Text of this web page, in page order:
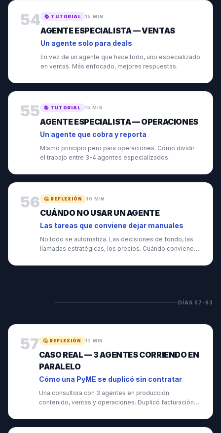
54 📚 TUTORIAL 15 MIN
AGENTE ESPECIALISTA — VENTAS
Un agente solo para deals
En vez de un agente que hace todo, uno especializado
en ventas. Más enfocado, mejores respuestas.
55 📚 TUTORIAL 15 MIN
AGENTE ESPECIALISTA — OPERACIONES
Un agente que cobra y reporta
Mismo principio pero para operaciones. Cómo dividir
el trabajo entre 3-4 agentes especializados.
56 🤔 REFLEXIÓN 10 MIN
CUÁNDO NO USAR UN AGENTE
Las tareas que conviene dejar manuales
No todo se automatiza. Las decisiones de fondo, las
llamadas estratégicas, los precios. Cuándo conviene
DÍAS 57 -63
57 🤔 REFLEXIÓN 12 MIN
CASO REAL — 3 AGENTES CORRIENDO EN
PARALELO
Cómo una PyME se duplicó sin contratar
Una consultora con 3 agentes en producción:
contenido, ventas y operaciones. Duplicó facturación